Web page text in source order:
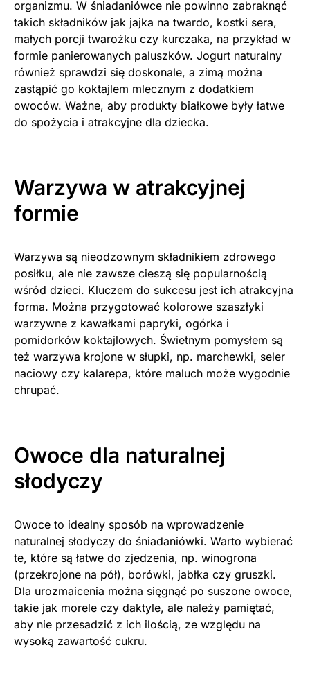
organizmu. W śniadaniówce nie powinno zabraknąć
takich składników jak jajka na twardo, kostki sera,
małych porcji twarożku czy kurczaka, na przykład w
formie panierowanych paluszków. Jogurt naturalny
również sprawdzi się doskonale, a zimą można
zastąpić go koktajlem mlecznym z dodatkiem
owoców. Ważne, aby produkty białkowe były łatwe
do spożycia i atrakcyjne dla dziecka.
Warzywa w atrakcyjnej
formie
Warzywa są nieodzownym składnikiem zdrowego
posiłku, ale nie zawsze cieszą się popularnością
wśród dzieci. Kluczem do sukcesu jest ich atrakcyjna
forma. Można przygotować kolorowe szaszłyki
warzywne z kawałkami papryki, ogórka i
pomidorków koktajlowych. Świetnym pomysłem są
też warzywa krojone w słupki, np. marchewki, seler
naciowy czy kalarepa, które maluch może wygodnie
chrupać.
Owoce dla naturalnej
słodyczy
Owoce to idealny sposób na wprowadzenie
naturalnej słodyczy do śniadaniówki. Warto wybierać
te, które są łatwe do zjedzenia, np. winogrona
(przekrojone na pół), borówki, jabłka czy gruszki.
Dla urozmaicenia można sięgnąć po suszone owoce,
takie jak morele czy daktyle, ale należy pamiętać,
aby nie przesadzić z ich ilością, ze względu na
wysoką zawartość cukru.